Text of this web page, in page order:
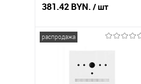
381.42 BYN. / шт
распродажа